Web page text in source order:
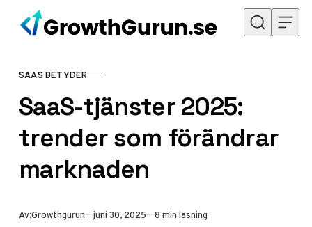
Hoppa till innehåll
KATEGORI
SAAS BETYDER
SaaS-tjänster 2025:
trender som förändrar
marknaden
Av:Growthgurun Publicerad
juni 30, 2025 8 min läsning